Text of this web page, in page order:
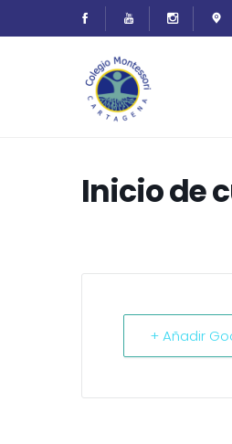
Inicio de
+ Añadir